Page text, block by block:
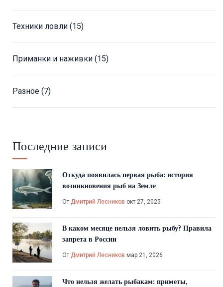
Техники ловли (15)
Приманки и наживки (15)
Разное (7)
Последние записи
Откуда появилась первая рыба: история
возникновения рыб на Земле
От Дмитрий Лесников окт 27, 2025
В каком месяце нельзя ловить рыбу? Правила
запрета в России
От Дмитрий Лесников мар 21, 2026
Что нельзя желать рыбакам: приметы,